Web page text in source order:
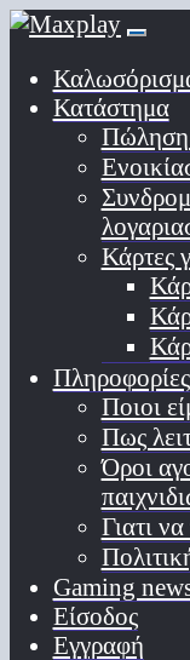
Κατάστημα
Πώληση
Κάρτες
Πληροφορίες
Ποιοι
Πως
Όροι
Γιατι
Gaming
Είσοδος
Εγγραφή